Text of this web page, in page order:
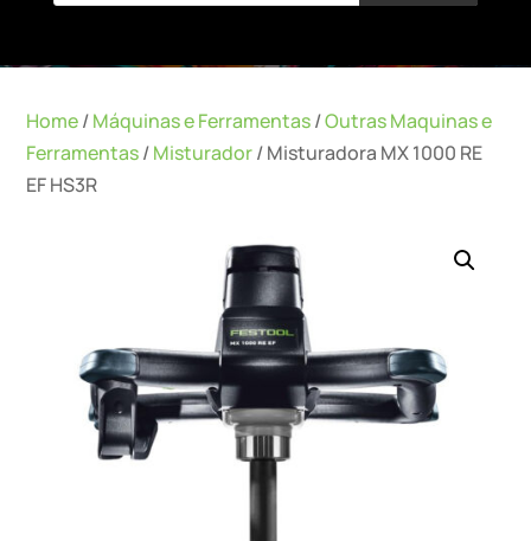
Home/Máquinas e Ferramentas/Outras Maquinas e
Ferramentas/Misturador/ Misturadora MX 1000 RE
EF HS3R